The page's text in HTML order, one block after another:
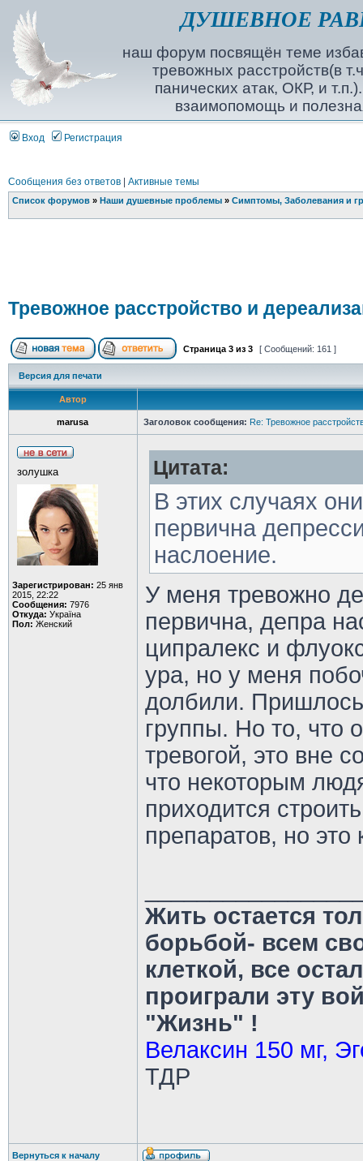
ДУШЕВНОЕ
наш форум посвящён теме
тревожных расстройств(в
панических атак, ОКР, и
взаимопомощь и
Вход Регистрация
Сообщения без ответов| Активные темы
Список форумов» Наши душевные проблемы» Симптомы, Заболевания и
Тревожное расстройство и
Страница 3из 3 [ Сообщений: 161 ]
Версия для печати
Автор
marusa Заголовок сообщения: Re: Тревожное
золушка
Зарегистрирован: 25 янв
2015, 22:22
Сообщения: 7976
Откуда: Україна
Пол: Женский
Цитата:
В этих случаях
первична
наслоение.
У меня тревожно
первична, депра
ципралекс и
ура, но у меня
долбили. Пришлось
группы. Но то, что
тревогой, это вне
что некоторым
приходится
препаратов, но это
Жить остается
борьбой- всем
клеткой, все
проиграли эту
"Жизнь" !
Велаксин 150 мг,
ТДР
Вернуться к началу